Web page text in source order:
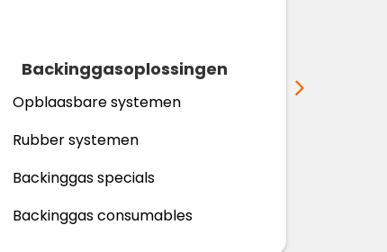
Backinggasoplossingen
Opblaasbare systemen
Rubber systemen
Backinggas specials
Backinggas consumables